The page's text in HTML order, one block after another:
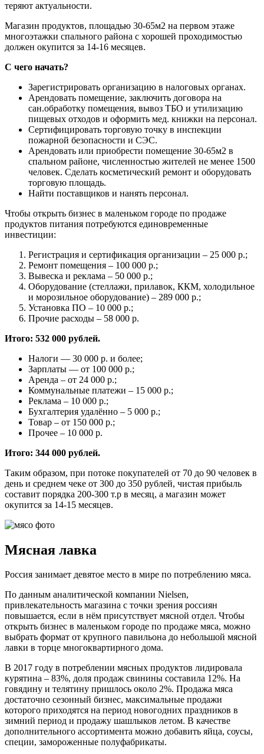
теряют актуальности.
Магазин продуктов, площадью 30-65м2 на первом этаже
многоэтажки спального района с хорошей проходимостью
должен окупится за 14-16 месяцев.
С чего начать?
Зарегистрировать организацию в налоговых органах.
Арендовать помещение, заключить договора на
сан.обработку помещения, вывоз ТБО и утилизацию
пищевых отходов и оформить мед. книжки на персонал.
Сертифицировать торговую точку в инспекции
пожарной безопасности и СЭС.
Арендовать или приобрести помещение 30-65м2 в
спальном районе, численностью жителей не менее 1500
человек. Сделать косметический ремонт и оборудовать
торговую площадь.
Найти поставщиков и нанять персонал.
Чтобы открыть бизнес в маленьком городе по продаже
продуктов питания потребуются единовременные
инвестиции:
Регистрация и сертификация организации – 25 000 р.;
Ремонт помещения – 100 000 р.;
Вывеска и реклама – 50 000 р.;
Оборудование (стеллажи, прилавок, ККМ, холодильное
и морозильное оборудование) – 289 000 р.;
Установка ПО – 10 000 р.;
Прочие расходы – 58 000 р.
Итого: 532 000 рублей.
Налоги — 30 000 р. и более;
Зарплаты — от 100 000 р.;
Аренда – от 24 000 р.;
Коммунальные платежи – 15 000 р.;
Реклама – 10 000 р.;
Бухгалтерия удалённо – 5 000 р.;
Товар – от 150 000 р.;
Прочее – 10 000 р.
Итого: 344 000 рублей.
Таким образом, при потоке покупателей от 70 до 90 человек в
день и среднем чеке от 300 до 350 рублей, чистая прибыль
составит порядка 200-300 т.р в месяц, а магазин может
окупится за 14-15 месяцев.
Мясная лавка
Россия занимает девятое место в мире по потреблению мяса.
По данным аналитической компании Nielsen,
привлекательность магазина с точки зрения россиян
повышается, если в нём присутствует мясной отдел. Чтобы
открыть бизнес в маленьком городе по продаже мяса, можно
выбрать формат от крупного павильона до небольшой мясной
лавки в торце многоквартирного дома.
В 2017 году в потреблении мясных продуктов лидировала
курятина – 83%, доля продаж свинины составила 12%. На
говядину и телятину пришлось около 2%. Продажа мяса
достаточно сезонный бизнес, максимальные продажи
которого приходятся на период новогодних праздников в
зимний период и продажу шашлыков летом. В качестве
дополнительного ассортимента можно добавить яйца, соусы,
специи, замороженные полуфабрикаты.